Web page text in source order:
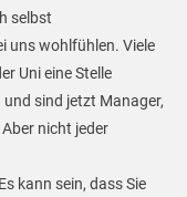
selbst
uns wohlfühlen. Viele
Uni eine Stelle
sind jetzt Manager,
nicht jeder
kann sein, dass Sie